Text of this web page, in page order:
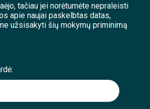
tačiau jei norėtumėte nepraleisti
apie naujai paskelbtas datas,
užsisakyti šių mokymų priminimą